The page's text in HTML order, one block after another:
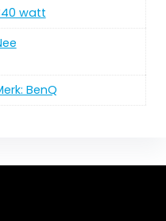
watt
BenQ